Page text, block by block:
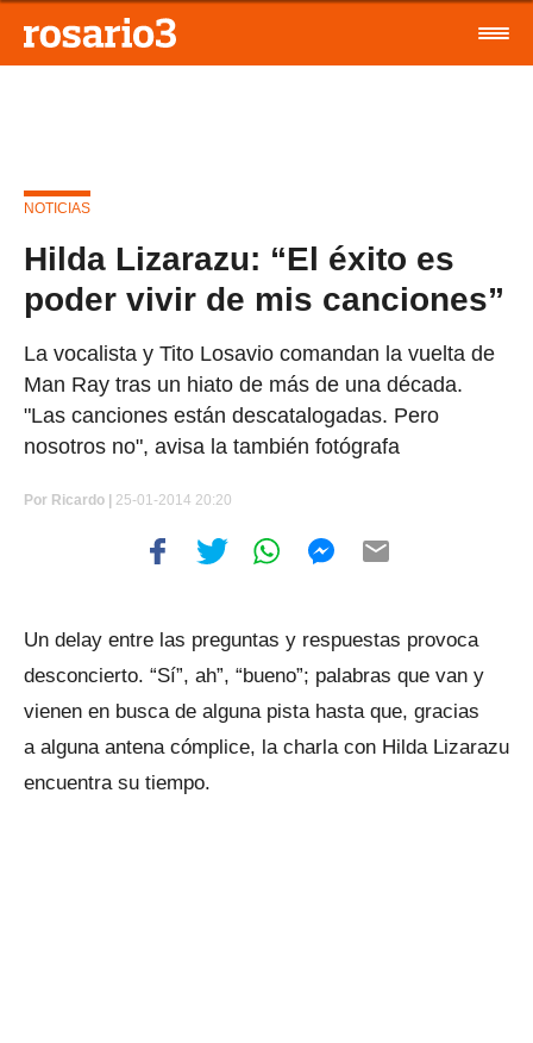
NOTICIAS
Hilda Lizarazu: “El éxito es
poder vivir de mis canciones”
La vocalista y Tito Losavio comandan la vuelta de
Man Ray tras un hiato de más de una década.
"Las canciones están descatalogadas. Pero
nosotros no", avisa la también fotógrafa
Por Ricardo | 25-01-2014 20:20
Un delay entre las preguntas y respuestas provoca
desconcierto. “Sí”, ah”, “bueno”; palabras que van y
vienen en busca de alguna pista hasta que, gracias
a alguna antena cómplice, la charla con Hilda Lizarazu
encuentra su tiempo.